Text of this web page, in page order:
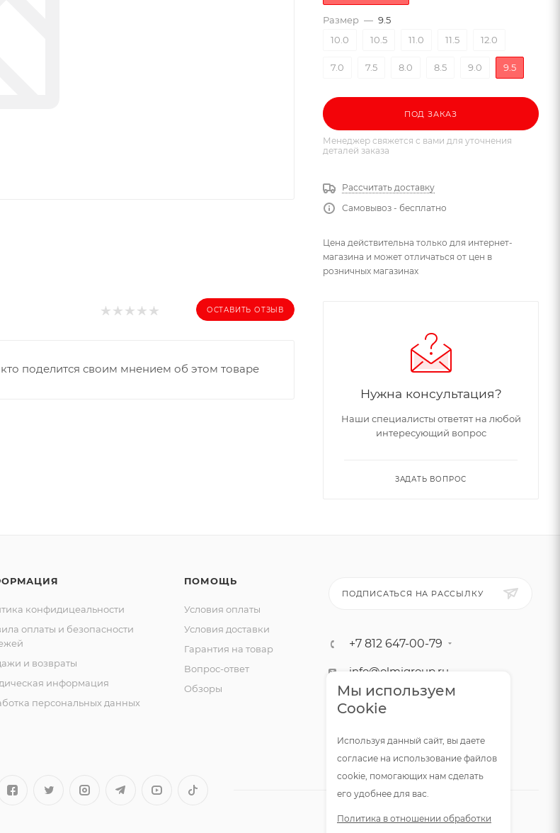
ОСТАВИТЬ ОТЗЫВ
поделится своим мнением об этом товаре
Размер — 9.5
10.0
10.5 11.0 11.5 12.0
7.0 7.5 8.0 8.5 9.0 9.5
ПОД ЗАКАЗ
Менеджер свяжется с вами для уточнения
деталей заказа
Рассчитать доставку
Самовывоз - бесплатно
Цена действительна только для интернет-
магазина и может отличаться от цен в
розничных магазинах
Нужна консультация?
Наши специалисты ответят на любой
интересующий вопрос
ЗАДАТЬ ВОПРОС
конфидицеальности
оплаты и безопасности
и возвраты
информация
персональных данных
ПОМОЩЬ
Условия оплаты
Условия доставки
Гарантия на товар
Вопрос-ответ
Обзоры
ПОДПИСАТЬСЯ НА РАССЫЛКУ
+7 812 647-00-79
info@olmigroup.ru
г. Санкт-Петербург, ул.
Мебельная, 12,1 офис 210
Мы используем
Cookie
Используя данный сайт, вы даете
согласие на использование файлов
cookie, помогающих нам сделать
его удобнее для вас.
Политика в отношении обработки